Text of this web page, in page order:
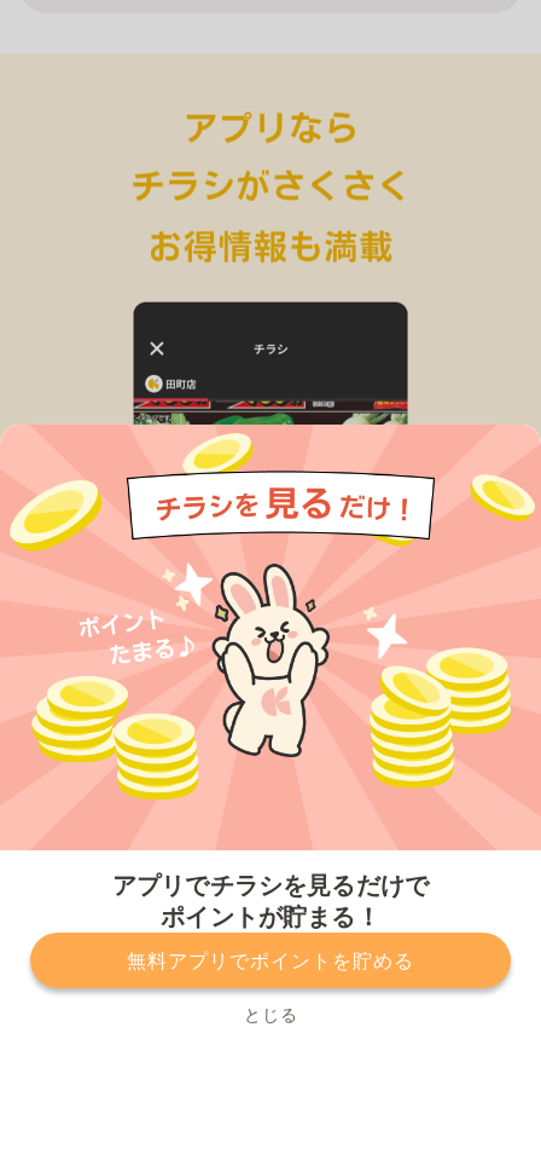
アプリでチラシを見るだけで
ポイントが貯まる！
無料アプリでポイントを貯める
とじる
プライバシーポリシー 利用規約
運営会社
サービスに関してのお問い合わせ